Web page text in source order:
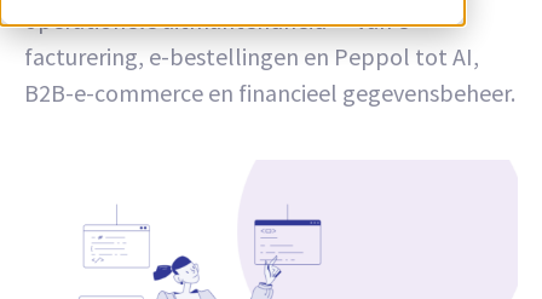
operationele uitmuntendheid — van e-
facturering, e-bestellingen en Peppol tot AI,
B2B-e-commerce en financieel gegevensbeheer.